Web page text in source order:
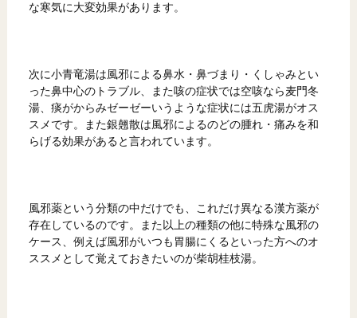
な寒気に大変効果があります。
次に小青竜湯は風邪による鼻水・鼻づまり・くしゃみとい
った鼻中心のトラブル、また咳の症状では空咳なら麦門冬
湯、痰がからみゼーゼーいうような症状には五虎湯がオス
スメです。また銀翹散は風邪によるのどの腫れ・痛みを和
らげる効果があると言われています。
風邪薬という分類の中だけでも、これだけ異なる漢方薬が
存在しているのです。また以上の種類の他に特殊な風邪の
ケース、例えば風邪がいつも胃腸にくるといった方へのオ
ススメとして覚えておきたいのが柴胡桂枝湯。